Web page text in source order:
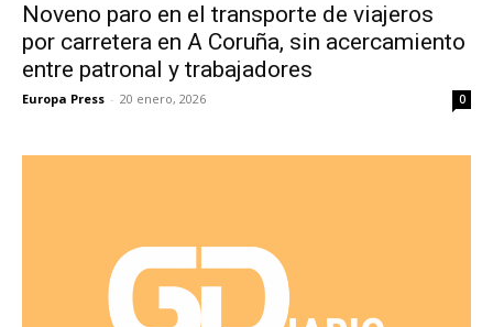
Noveno paro en el transporte de viajeros
por carretera en A Coruña, sin acercamiento
entre patronal y trabajadores
Europa Press - 20 enero, 2026 0